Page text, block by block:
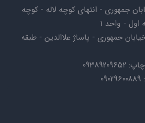
جمهوری - انتهای کوچه لاله - کوچه
جمهوری - پاساژ علاالدین - طبقه
09389209652